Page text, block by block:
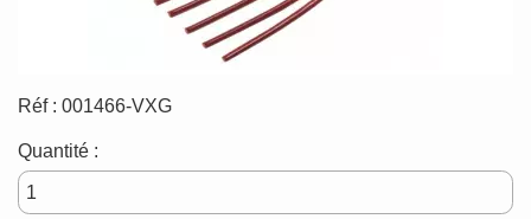
Réf : 001466-VXG
Quantité :